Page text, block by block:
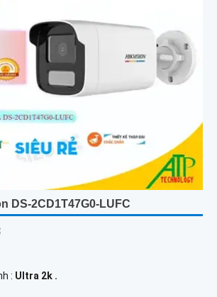
DS-2CD1T47G0-LUFC
: Ultra 2k .